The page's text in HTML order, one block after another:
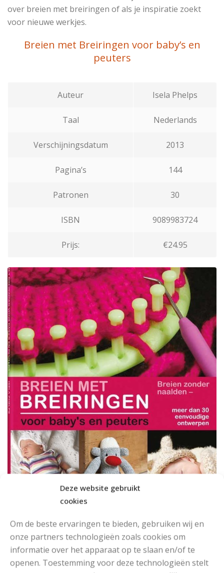
Deze website gebruikt
cookies
Om de beste ervaringen te bieden, gebruiken wij en
onze partners technologieën zoals cookies om
informatie over het apparaat op te slaan en/of te
openen. Toestemming voor deze technologieën stelt
over breien met breiringen of als je inspiratie zoekt
voor nieuwe werkjes.
Breien met Breiringen voor baby’s en
peuters
Auteur Isela Phelps
Taal Nederlands
Verschijningsdatum 2013
Pagina’s 144
Patronen 30
ISBN 9089983724
Prijs: €24.95